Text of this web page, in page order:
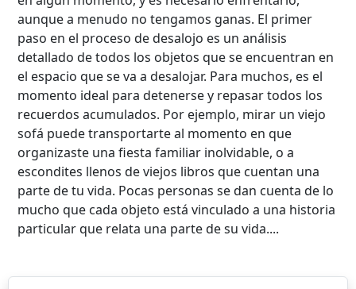
aunque a menudo no tengamos ganas. El primer
paso en el proceso de desalojo es un análisis
detallado de todos los objetos que se encuentran en
el espacio que se va a desalojar. Para muchos, es el
momento ideal para detenerse y repasar todos los
recuerdos acumulados. Por ejemplo, mirar un viejo
sofá puede transportarte al momento en que
organizaste una fiesta familiar inolvidable, o a
escondites llenos de viejos libros que cuentan una
parte de tu vida. Pocas personas se dan cuenta de lo
mucho que cada objeto está vinculado a una historia
particular que relata una parte de su vida....